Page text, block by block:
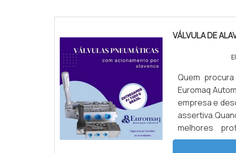
VÁLVULA DE
Quem
Euromaq
empresa e
melhores
conseguirá